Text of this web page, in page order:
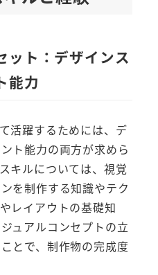
ット：デザインス
能力
活躍するためには、デ
ト能力の両方が求めら
キルについては、視覚
を制作する知識やテク
レイアウトの基礎知
ュアルコンセプトの立
とで、制作物の完成度